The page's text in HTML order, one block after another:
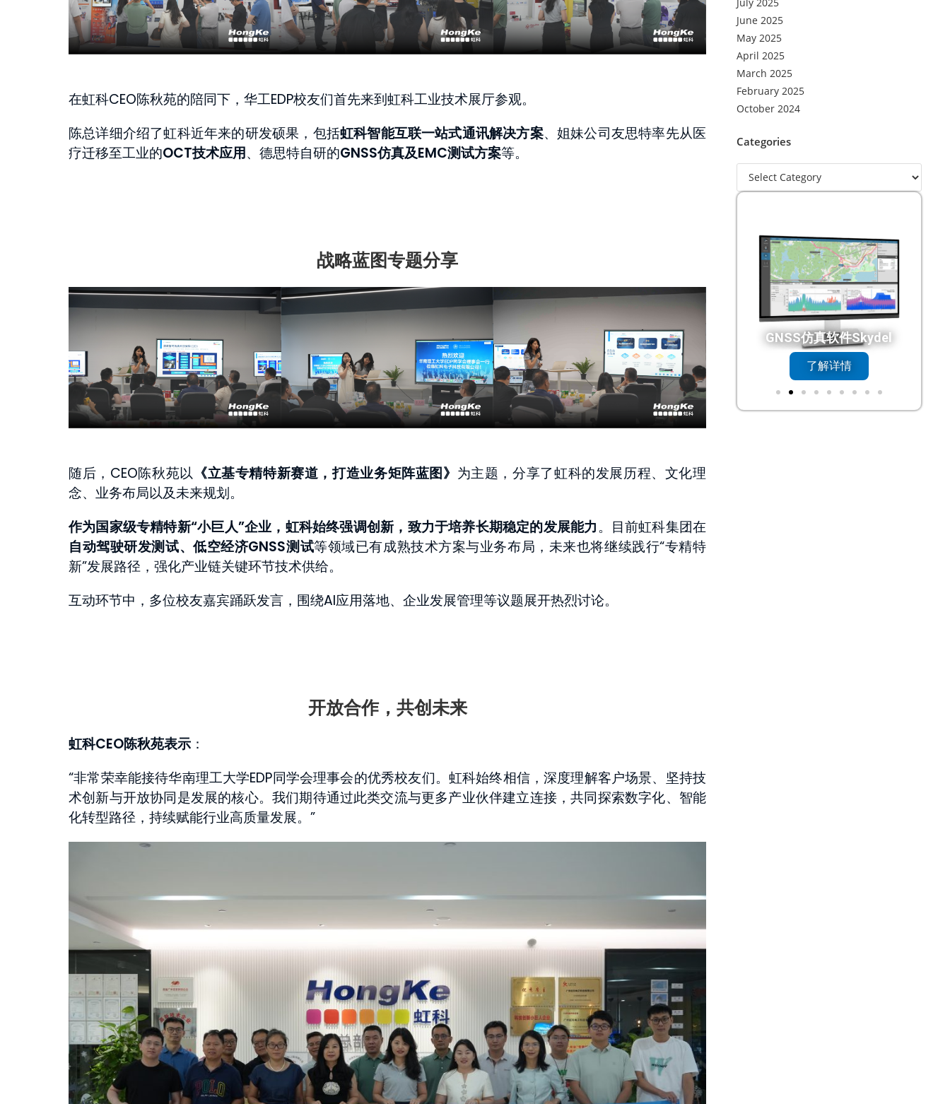
在虹科CEO陈秋苑的陪同下，华工EDP校友们首先来到虹科工业技术展厅参观。
陈总详细介绍了虹科近年来的研发硕果，包括虹科智能互联一站式通讯解决方案、姐妹公司友思特率先从医
疗迁移至工业的OCT技术应用、德思特自研的GNSS仿真及EMC测试方案等。
战略蓝图专题分享
随后，CEO陈秋苑以 《立基专精特新赛道，打造业务矩阵蓝图》 为主题，分享了虹科的发展历程、文化理
念、业务布局以及未来规划。
作为国家级专精特新“小巨人”企业，虹科始终强调创新，致力于培养长期稳定的发展能力。目前虹科集团在
自动驾驶研发测试、低空经济GNSS测试等领域已有成熟技术方案与业务布局，未来也将继续践行“专精特
新”发展路径，强化产业链关键环节技术供给。
互动环节中，多位校友嘉宾踊跃发言，围绕AI应用落地、企业发展管理等议题展开热烈讨论。
开放合作，共创未来
虹科CEO陈秋苑表示 ：
“非常荣幸能接待华南理工大学EDP同学会理事会的优秀校友们。虹科始终相信，深度理解客户场景、坚持技
术创新与开放协同是发展的核心。我们期待通过此类交流与更多产业伙伴建立连接，共同探索数字化、智能
化转型路径，持续赋能行业高质量发展。”
June 2025
May 2025
April 2025
March 2025
February 2025
October 2024
Categories
了解详情
PicoScope
了解详情
Temperature and Humidity
Monitoring System
了解详情
CAN总线接口
了解详情
GNSS仿真软件Skydel
了解详情